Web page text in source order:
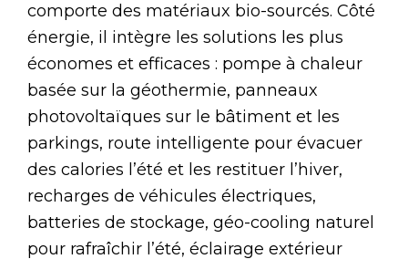
comporte des matériaux bio-sourcés. Côté
énergie, il intègre les solutions les plus
économes et efficaces : pompe à chaleur
basée sur la géothermie, panneaux
photovoltaïques sur le bâtiment et les
parkings, route intelligente pour évacuer
des calories l’été et les restituer l’hiver,
recharges de véhicules électriques,
batteries de stockage, géo-cooling naturel
pour rafraîchir l’été, éclairage extérieur